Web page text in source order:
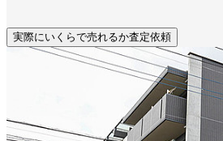
実際にいくらで売れるか査定依頼